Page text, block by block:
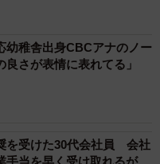
幼稚舎出身CBCアナのノー
さが表情に表れてる」
を受けた30代会社員 会社
手当を早く受け取れるが…